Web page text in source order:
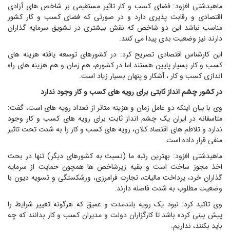
ماهیدشتی افزود: فضای کسب و کار تاثیر مستقیمی بر شاخص های آزادی
اقتصادی و رقابت پذیری دارد و در صورتی که فضای کسب و کار کشور
مناسب نباشد این دو شاخص که نقش بیشتری در تشویق سرمایه گذاران
دارند نیز وضعیت بدی پیدا می کنند.
این کارشناس اقتصادی تصریح کرد: در کشورهای توسعه یافته هزینه های
کسب و کار بسیار پایین هستند اما در کشورم، هم زمان و هم هزینه های راه
اندازی کسب و کار ، آشکار و پنهان بسیار زیاد است.
در کشور چشم انداز ثابتی برای رویه های کسب و کار وجود ندارد
وی با بیان اینکه دو عامل زمان و هزینه متاثر از تعداد رویه های است، گفت:
متاسفانه در ایران یک چشم انداز ثابت برای رویه های کسب و کار وجود
ندارد و تلاطم های اقتصاد کلان، رویه های کسب و کار را به شدت تحت تاثیر
منفی قرار داده است.
ماهیدشتی افزود: بهترین رتبه ما (نسبت به کشورهای دیگر) تنها در بحث
اخذ مجوز ساخت است و بقیه زیرشاخص ها همچون حمایت از سرمایه
گذاران خرد، پرداخت مالیات، تجارت فرامرزی، ورشکستگی و تسویه دیون با
وضعیت مطلوب به شدت فاصله دارند.
وی تاکید کرد: نبود یک رویه بلندمدت و عمیق که هرگونه تغییر شرایط را
پیش بینی کرده باشد تا کارگزاران دولت و مدیران کسب و کار بدانند که چه
باید بکنند، نداریم.